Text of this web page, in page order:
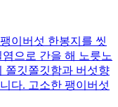
이버섯 한봉지를 씻
으로 간을 해 노릇노
쫄깃쫄깃함과 버섯향
다. 고소한 팽이버섯